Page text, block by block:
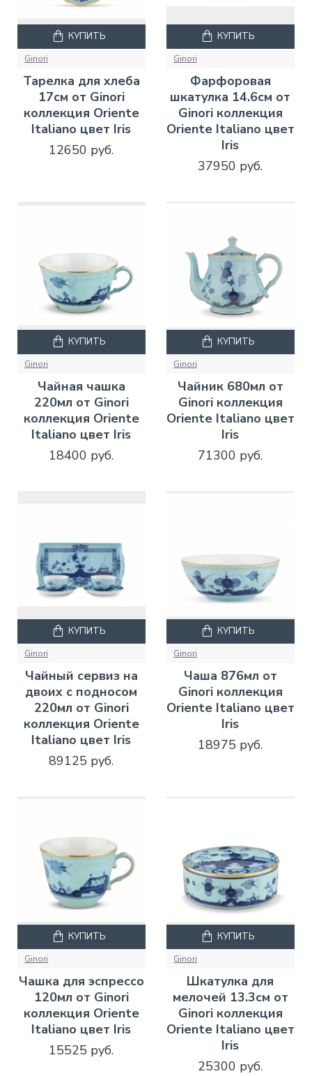
Ginori
Тарелка для хлеба
17см от Ginori
коллекция Oriente
Italiano цвет Iris
12650 руб.
КУПИТЬ
Ginori
Фарфоровая
шкатулка 14.6см от
Ginori коллекция
Oriente Italiano цвет
Iris
37950 руб.
КУПИТЬ
Ginori
Чайная чашка
220мл от Ginori
коллекция Oriente
Italiano цвет Iris
18400 руб.
КУПИТЬ
Ginori
Чайник 680мл от
Ginori коллекция
Oriente Italiano цвет
Iris
71300 руб.
КУПИТЬ
Ginori
Чайный сервиз на
двоих с подносом
220мл от Ginori
коллекция Oriente
Italiano цвет Iris
89125 руб.
КУПИТЬ
Ginori
Чаша 876мл от
Ginori коллекция
Oriente Italiano цвет
Iris
18975 руб.
КУПИТЬ
Ginori
Чашка для эспрессо
120мл от Ginori
коллекция Oriente
Italiano цвет Iris
15525 руб.
КУПИТЬ
Ginori
Шкатулка для
мелочей 13.3см от
Ginori коллекция
Oriente Italiano цвет
Iris
25300 руб.
КУПИТЬ